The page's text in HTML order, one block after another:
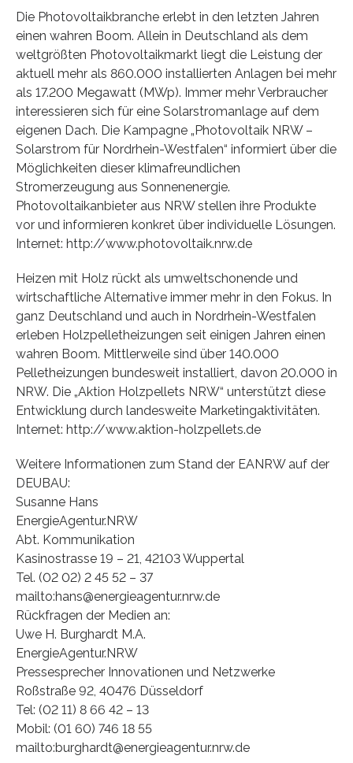
Die Photovoltaikbranche erlebt in den letzten Jahren
einen wahren Boom. Allein in Deutschland als dem
weltgrößten Photovoltaikmarkt liegt die Leistung der
aktuell mehr als 860.000 installierten Anlagen bei mehr
als 17.200 Megawatt (MWp). Immer mehr Verbraucher
interessieren sich für eine Solarstromanlage auf dem
eigenen Dach. Die Kampagne „Photovoltaik NRW –
Solarstrom für Nordrhein-Westfalen“ informiert über die
Möglichkeiten dieser klimafreundlichen
Stromerzeugung aus Sonnenenergie.
Photovoltaikanbieter aus NRW stellen ihre Produkte
vor und informieren konkret über individuelle Lösungen.
Internet: http://www.photovoltaik.nrw.de
Heizen mit Holz rückt als umweltschonende und
wirtschaftliche Alternative immer mehr in den Fokus. In
ganz Deutschland und auch in Nordrhein-Westfalen
erleben Holzpelletheizungen seit einigen Jahren einen
wahren Boom. Mittlerweile sind über 140.000
Pelletheizungen bundesweit installiert, davon 20.000 in
NRW. Die „Aktion Holzpellets NRW“ unterstützt diese
Entwicklung durch landesweite Marketingaktivitäten.
Internet: http://www.aktion-holzpellets.de
Weitere Informationen zum Stand der EANRW auf der
DEUBAU:
Susanne Hans
EnergieAgentur.NRW
Abt. Kommunikation
Kasinostrasse 19 – 21, 42103 Wuppertal
Tel. (02 02) 2 45 52 – 37
mailto:hans@energieagentur.nrw.de
Rückfragen der Medien an:
Uwe H. Burghardt M.A.
EnergieAgentur.NRW
Pressesprecher Innovationen und Netzwerke
Roßstraße 92, 40476 Düsseldorf
Tel: (02 11) 8 66 42 – 13
Mobil: (01 60) 746 18 55
mailto:burghardt@energieagentur.nrw.de